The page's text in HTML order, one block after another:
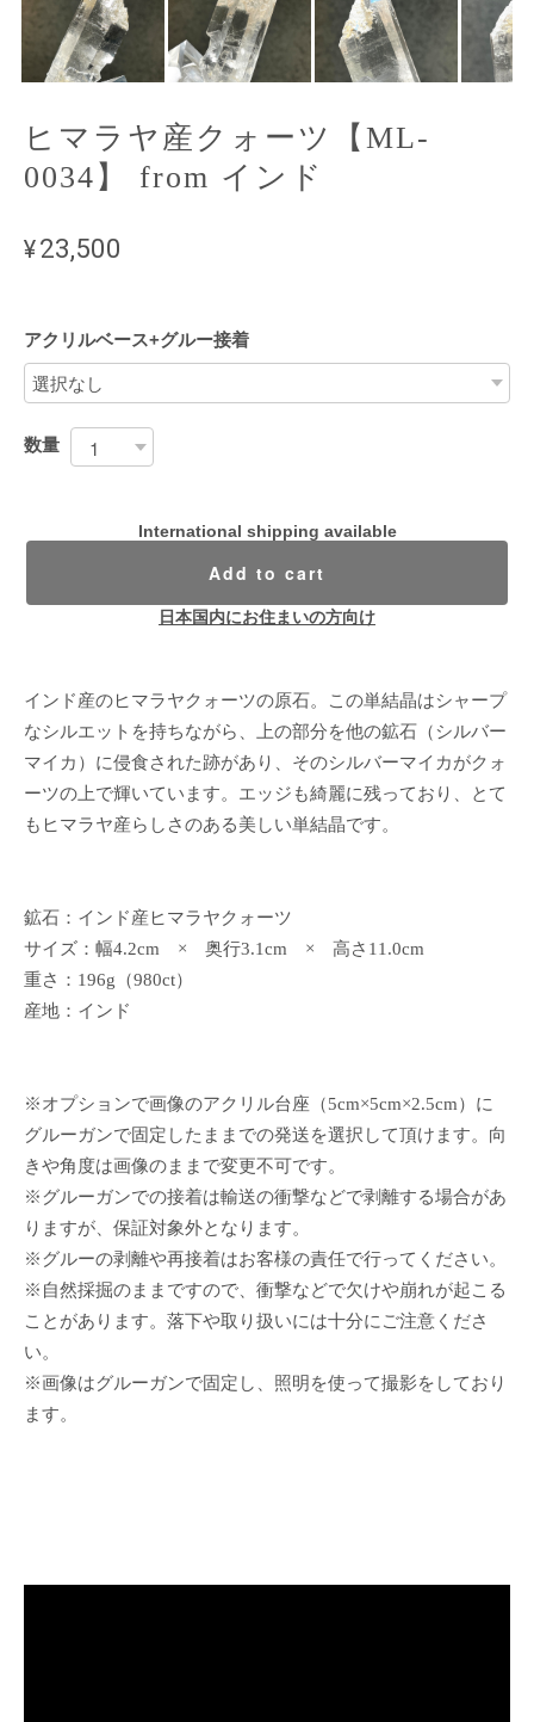
ヒマラヤ産クォーツ【ML-
0034】 from インド
¥23,500
アクリルベース+グルー接着
数量
International shipping available
Add to cart
日本国内にお住まいの方向け
インド産のヒマラヤクォーツの原石。この単結晶はシャープ
なシルエットを持ちながら、上の部分を他の鉱石（シルバー
マイカ）に侵食された跡があり、そのシルバーマイカがクォ
ーツの上で輝いています。エッジも綺麗に残っており、とて
もヒマラヤ産らしさのある美しい単結晶です。
鉱石：インド産ヒマラヤクォーツ
サイズ：幅4.2cm × 奥行3.1cm × 高さ11.0cm
重さ：196g（980ct）
産地：インド
※オプションで画像のアクリル台座（5cm×5cm×2.5cm）に
グルーガンで固定したままでの発送を選択して頂けます。向
きや角度は画像のままで変更不可です。
※グルーガンでの接着は輸送の衝撃などで剥離する場合があ
りますが、保証対象外となります。
※グルーの剥離や再接着はお客様の責任で行ってください。
※自然採掘のままですので、衝撃などで欠けや崩れが起こる
ことがあります。落下や取り扱いには十分にご注意くださ
い。
※画像はグルーガンで固定し、照明を使って撮影をしており
ます。